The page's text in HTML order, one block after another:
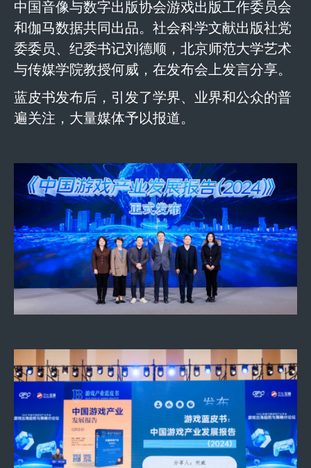
中国音像与数字出版协会游戏出版工作委员会
和伽马数据共同出品。社会科学文献出版社党
委委员、纪委书记刘德顺，北京师范大学艺术
与传媒学院教授何威，在发布会上发言分享。
蓝皮书发布后，引发了学界、业界和公众的普
遍关注，大量媒体予以报道。